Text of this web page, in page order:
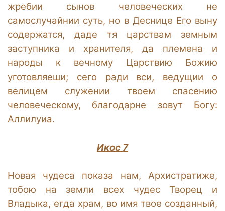
жребии сынов человеческих не
самослучайнии суть, но в Деснице Его выну
содержатся, даде тя царствам земным
заступника и хранителя, да племена и
народы к вечному Царствию Божию
уготовляеши; сего ради вси, ведущии о
велицем служении твоем спасению
человеческому, благодарне зовут Богу:
Аллилуиа.
Икос 7
Новая чудеса показа нам, Архистратиже,
тобою на земли всех чудес Творец и
Владыка, егда храм, во имя твое созданный,